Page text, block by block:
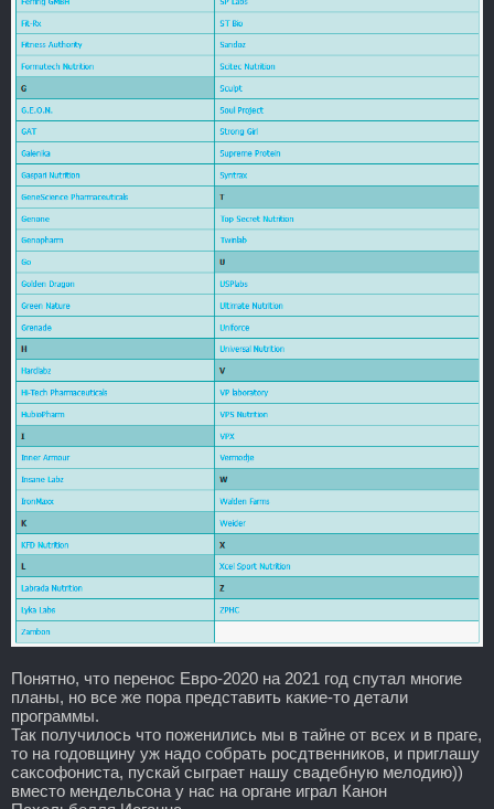
Понятно, что перенос Евро-2020 на 2021 год спутал многие
планы, но все же пора представить какие-то детали
программы.
Так получилось что поженились мы в тайне от всех и в праге,
то на годовщину уж надо собрать росдтвенников, и приглашу
саксофониста, пускай сыграет нашу свадебную мелодию))
вместо мендельсона у нас на органе играл Канон